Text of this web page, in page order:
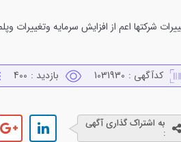
شرکتها اعم از افزایش سرمایه وتغییرات
کدآگهی : 1031930 بازدید : 400
به اشتراک گذاری آگهی
: